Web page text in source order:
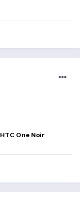
HTC One Noir